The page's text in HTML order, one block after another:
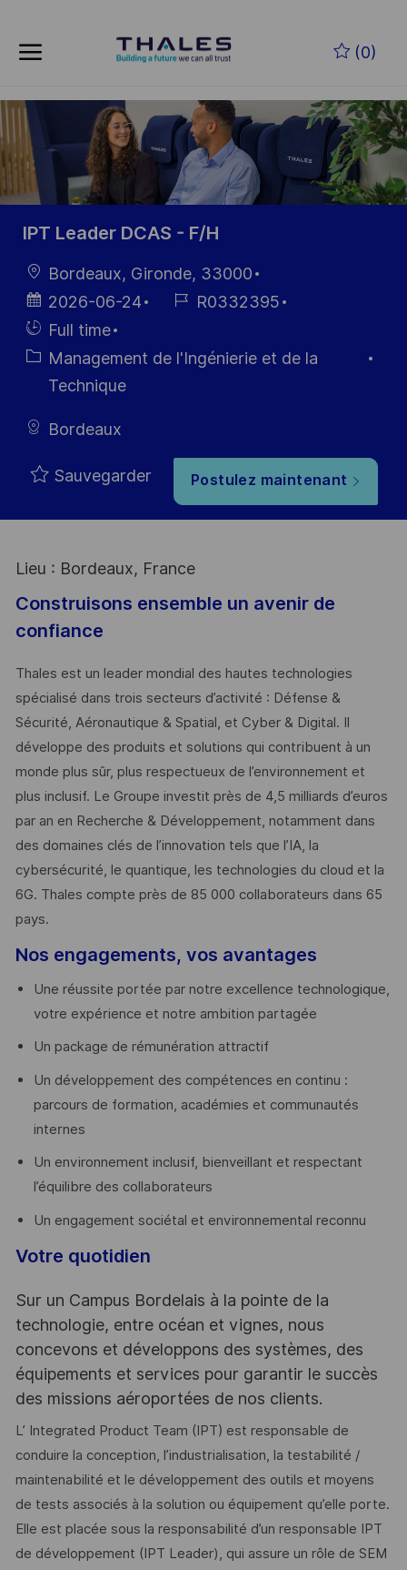
(0)
-
IPT Leader DCAS - F/H
localisation
Bordeaux, Gironde, 33000
Date
d’affichage
2026-06-24
Référence
R0332395
Hiring
Type
Full time
Catégorie
Management de l'Ingénierie et de la
Technique
Bordeaux
Sauvegarder Postulez maintenant
Lieu : Bordeaux, France
Construisons ensemble un avenir de
confiance
Thales est un leader mondial des hautes technologies
spécialisé dans trois secteurs d’activité : Défense &
Sécurité, Aéronautique & Spatial, et Cyber & Digital. Il
développe des produits et solutions qui contribuent à un
monde plus sûr, plus respectueux de l’environnement et
plus inclusif. Le Groupe investit près de 4,5 milliards d’euros
par an en Recherche & Développement, notamment dans
des domaines clés de l’innovation tels que l’IA, la
cybersécurité, le quantique, les technologies du cloud et la
6G. Thales compte près de 85 000 collaborateurs dans 65
pays. ​
Nos engagements, vos avantages
Une réussite portée par notre excellence technologique,
votre expérience et notre ambition partagée
Un package de rémunération attractif
Un développement des compétences en continu :
parcours de formation, académies et communautés
internes
Un environnement inclusif, bienveillant et respectant
l’équilibre des collaborateurs
Un engagement sociétal et environnemental reconnu
Votre quotidien
Sur un Campus Bordelais à la pointe de la
technologie, entre océan et vignes, nous
concevons et développons des systèmes, des
équipements et services pour garantir le succès
des missions aéroportées de nos clients.
L’ Integrated Product Team (IPT) est responsable de
conduire la conception, l’industrialisation, la testabilité /
maintenabilité et le développement des outils et moyens
de tests associés à la solution ou équipement qu’elle porte.
Elle est placée sous la responsabilité d’un responsable IPT
de développement (IPT Leader), qui assure un rôle de SEM